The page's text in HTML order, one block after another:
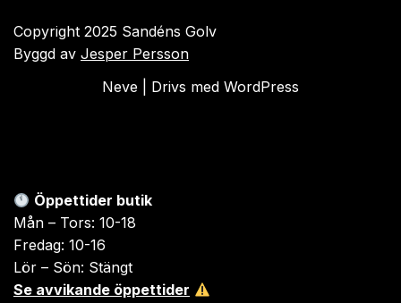
Copyright 2025 Sandéns Golv
Byggd av Jesper Persson
Neve | Drivs med WordPress
Öppettider butik
Mån – Tors: 10-18
Fredag: 10-16
Lör – Sön: Stängt
Se avvikande öppettider